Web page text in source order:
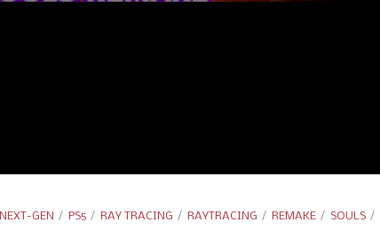
NEXT-GEN PS5 RAY TRACING RAYTRACING REMAKE SOULS